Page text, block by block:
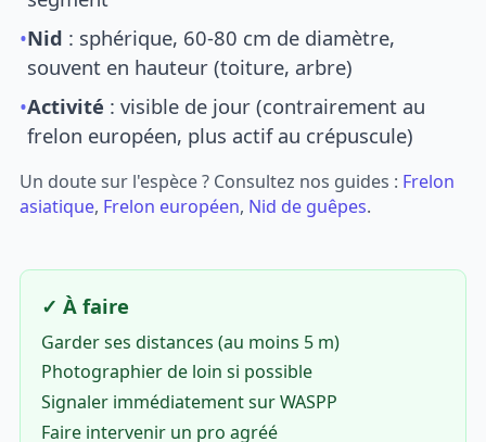
•Nid : sphérique, 60-80 cm de diamètre,
souvent en hauteur (toiture, arbre)
•Activité : visible de jour (contrairement au
frelon européen, plus actif au crépuscule)
Un doute sur l'espèce ? Consultez nos guides : Frelon
asiatique, Frelon européen, Nid de guêpes.
✓ À faire
Garder ses distances (au moins 5 m)
Photographier de loin si possible
Signaler immédiatement sur WASPP
Faire intervenir un pro agréé